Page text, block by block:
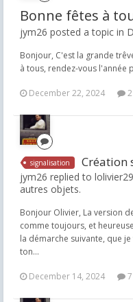
Bonne fêtes à
jym26 posted a topic in
Bonjour, C'est la grande
à tous, rendez-vous l'année
December 22, 2024
signalisation Création
jym26 replied to
autres objets.
Bonjour Olivier, La version
comme toujours, et
la démarche suivante, que
ton...
December 14, 2024